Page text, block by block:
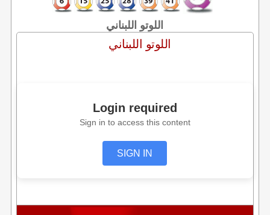
اللوتو اللبناني
اللوتو اللبناني
Login required
Sign in to access this content
SIGN IN